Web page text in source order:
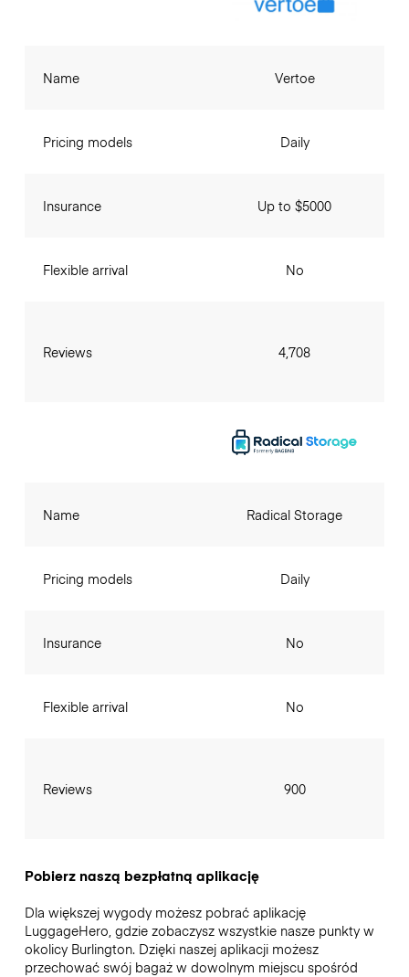
Name
Pricing models
Insurance
Flexible arrival
Reviews
Vertoe
Daily
Up to $5000
No
4,708
Name
Pricing models
Insurance
Flexible arrival
Reviews
Radical Storage
Daily
No
No
900
Pobierz naszą bezpłatną aplikację
Dla większej wygody możesz pobrać aplikację
LuggageHero, gdzie zobaczysz wszystkie nasze punkty w
okolicy Burlington. Dzięki naszej aplikacji możesz
przechować swój bagaż w dowolnym miejscu spośród